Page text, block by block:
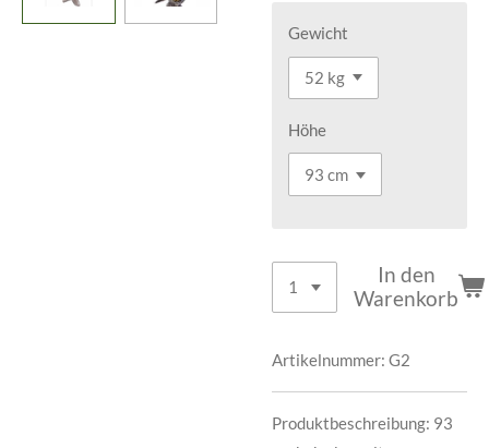
Gewicht
Höhe
In den
Warenkorb
Artikelnummer: G2
Produktbeschreibung: 93